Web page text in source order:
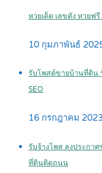
หวยเด็ด เลขดัง หวยฟ
10 กุมภาพันธ์
รับโพสต์ขายบ้านที่ดิน
SEO
16 กรกฎาคม
รับจ้างโพส ลงประกา
ที่ดินติดถนน